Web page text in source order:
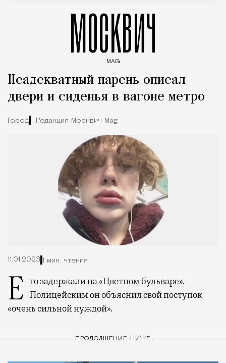
МОСКВИЧ
MAG
Неадекватный парень описал
двери и сиденья в вагоне метро
Город Редакция Москвич Mag
11.01.2023 1 мин. чтения
Его задержали на «Цветном бульваре». Полицейским он объяснил свой поступок
«очень сильной нуждой».
ПРОДОЛЖЕНИЕ НИЖЕ